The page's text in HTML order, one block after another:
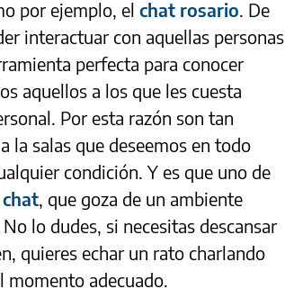
por ejemplo, el chat rosario. De
interactuar con aquellas personas
perfecta para conocer
aquellos a los que les cuesta
Por esta razón son tan
la salas que deseemos en todo
condición. Y es que uno de
, que goza de un ambiente
lo dudes, si necesitas descansar
quieres echar un rato charlando
momento adecuado.